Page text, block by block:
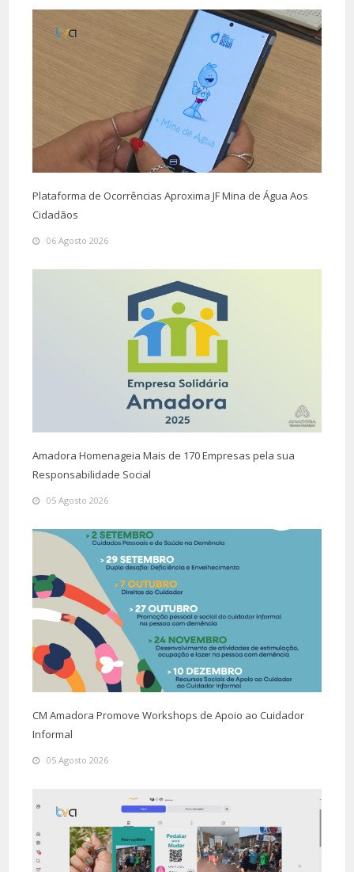
Plataforma de Ocorrências Aproxima JF Mina de Água Aos
Cidadãos
06 Agosto 2026
Amadora Homenageia Mais de 170 Empresas pela sua
Responsabilidade Social
05 Agosto 2026
CM Amadora Promove Workshops de Apoio ao Cuidador
Informal
05 Agosto 2026